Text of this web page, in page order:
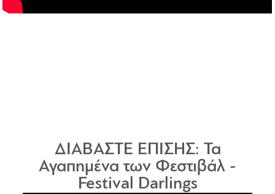
ΔΙΑΒΑΣΤΕ ΕΠΙΣΗΣ: Τα
Αγαπημένα των Φεστιβάλ -
Festival Darlings